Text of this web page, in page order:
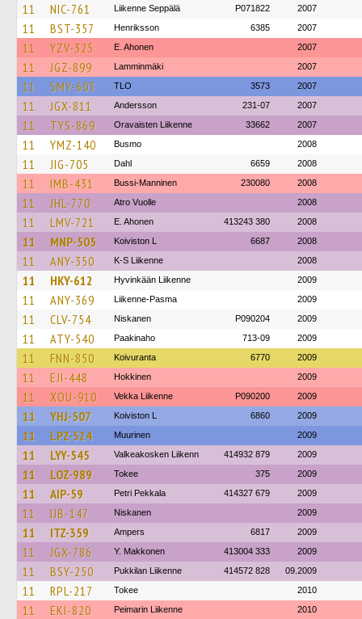
11 NIC-761 Liikenne Seppälä P071822 2007
11 BST-357 Henriksson 6385 2007
11 YZV-325 E. Ahonen 2007
11 JGZ-899 Lamminmäki 2007
11 SMY-603 TLO 3573 2007
11 JGX-811 Andersson 231-07 2007
11 TYS-869 Oravaisten Liikenne 33662 2007
11 YMZ-140 Busmo 2008
11 JIG-705 Dahl 6659 2008
11 IMB-431 Bussi-Manninen 230080 2008
11 JHL-770 Atro Vuolle 2008
11 LMV-721 E. Ahonen 413243 380 2008
11 MNP-505 Koiviston L 6687 2008
11 ANY-350 K-S Liikenne 2008
11 HKY-612 Hyvinkään Liikenne 2009
11 ANY-369 Liikenne-Pasma 2009
11 CLV-754 Niskanen P090204 2009
11 ATY-540 Paakinaho 713-09 2009
11 FNN-850 Koivuranta 6770 2009
11 EJI-448 Hokkinen 2009
11 XOU-910 Vekka Liikenne P090200 2009
11 YHJ-507 Koiviston L 6860 2009
11 LPZ-524 Muurinen 2009
11 LYY-545 Valkeakosken Liikenn 414932 879 2009
11 LOZ-989 Tokee 375 2009
11 AIP-59 Petri Pekkala 414327 679 2009
11 IJB-147 Niskanen 2009
11 ITZ-359 Ampers 6817 2009
11 JGX-786 Y. Makkonen 413004 333 2009
11 BSY-250 Pukkilan Liikenne 414572 828 09.2009
11 RPL-217 Tokee 2010
11 EKI-820 Peimarin Liikenne 2010